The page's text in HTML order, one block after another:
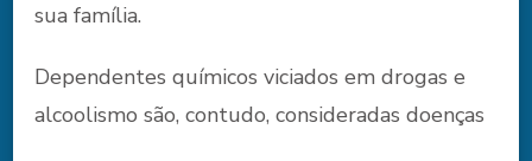
sua família.
Dependentes químicos viciados em drogas e
alcoolismo são, contudo, consideradas doenças